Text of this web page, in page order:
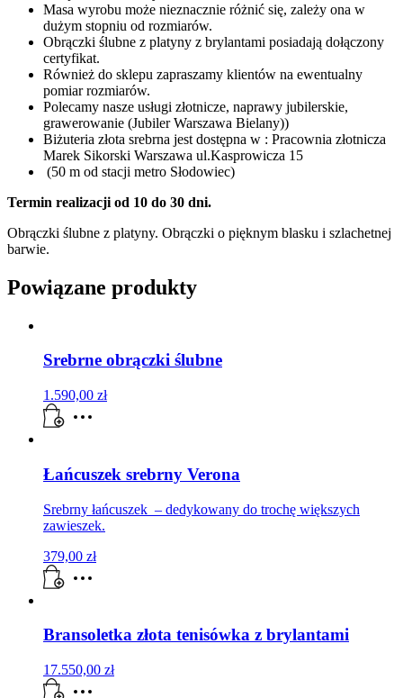
Masa wyrobu może nieznacznie różnić się, zależy ona w
dużym stopniu od rozmiarów.
Obrączki ślubne z platyny z brylantami posiadają dołączony
certyfikat.
Również do sklepu zapraszamy klientów na ewentualny
pomiar rozmiarów.
Polecamy nasze usługi złotnicze, naprawy jubilerskie,
grawerowanie (Jubiler Warszawa Bielany))
Biżuteria złota srebrna jest dostępna w : Pracownia złotnicza
Marek Sikorski Warszawa ul.Kasprowicza 15
(50 m od stacji metro Słodowiec)
Termin realizacji od 10 do 30 dni.
Obrączki ślubne z platyny. Obrączki o pięknym blasku i szlachetnej
barwie.
Powiązane produkty
Srebrne obrączki ślubne
1.590,00 zł
Łańcuszek srebrny Verona
Srebrny łańcuszek – dedykowany do trochę większych
zawieszek.
379,00 zł
Bransoletka złota tenisówka z brylantami
17.550,00 zł